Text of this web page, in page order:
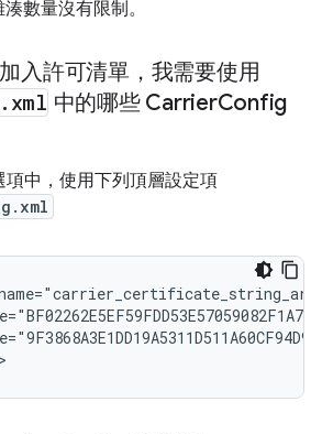
數量沒有限制。
入許可清單，我需要使用
. xml 中的哪些 CarrierConfig
項中，使用下列頂層設定項